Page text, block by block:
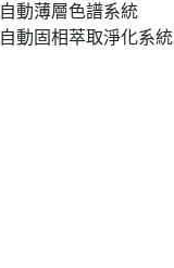
自動薄層色譜系統
自動固相萃取淨化系統